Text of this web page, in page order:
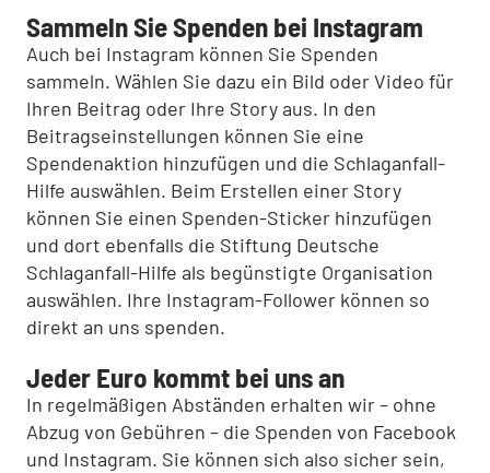
Sammeln Sie Spenden bei Instagram
Auch bei Instagram können Sie Spenden
sammeln. Wählen Sie dazu ein Bild oder Video für
Ihren Beitrag oder Ihre Story aus. In den
Beitragseinstellungen können Sie eine
Spendenaktion hinzufügen und die Schlaganfall-
Hilfe auswählen. Beim Erstellen einer Story
können Sie einen Spenden-Sticker hinzufügen
und dort ebenfalls die Stiftung Deutsche
Schlaganfall-Hilfe als begünstigte Organisation
auswählen. Ihre Instagram-Follower können so
direkt an uns spenden.
Jeder Euro kommt bei uns an
In regelmäßigen Abständen erhalten wir – ohne
Abzug von Gebühren – die Spenden von Facebook
und Instagram. Sie können sich also sicher sein,